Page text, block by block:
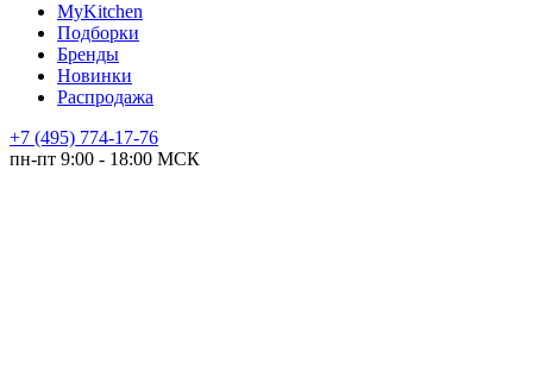
MyKitchen
Подборки
Бренды
Новинки
Распродажа
+7 (495) 774-17-76
пн-пт 9:00 - 18:00 МСК